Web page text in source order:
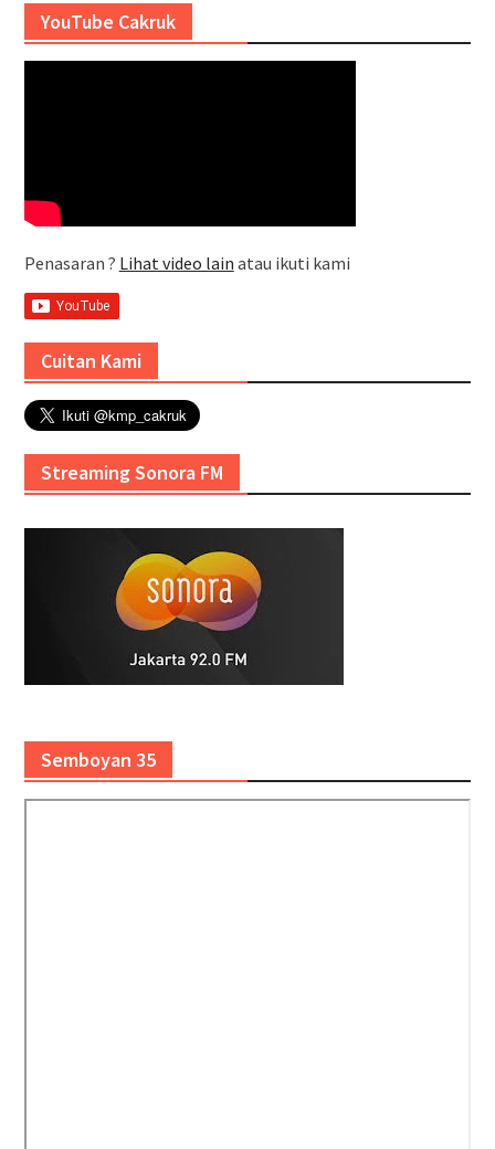
YouTube Cakruk
Penasaran ? Lihat video lain atau ikuti kami
Cuitan Kami
Streaming Sonora FM
Semboyan 35